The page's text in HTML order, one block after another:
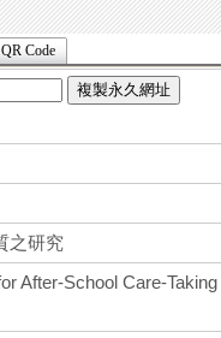
QR Code
複製永久網址
之研究
After-School Care-